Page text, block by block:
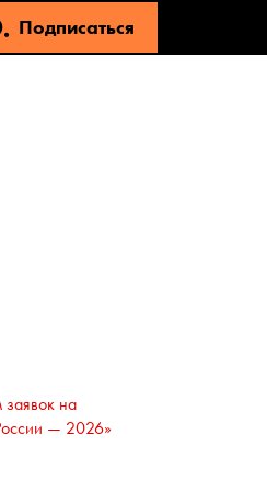
Подписаться
на
— 2026»